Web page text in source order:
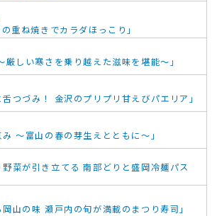
重ね焼きでカラダほっこり」
厳しい寒さを乗り越えた滋味を堪能～」
つづみ！ 金沢のプリプリ甘えびパエリア」
～富山の春の芽生えとともに～」
菜が引き立てる 南部どりと盛岡冷麺パス
山の味 瀬戸内の旬が満載のまつり寿司」